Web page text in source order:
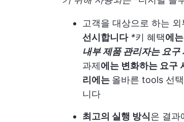
고객을 대상으로 하는 외
선시합니다 *키 혜택에
내부 제품 관리자는 요
과제에는 변화하는 요구
리에는 올바른 tools 선
니다
최고의 실행 방식은 결과